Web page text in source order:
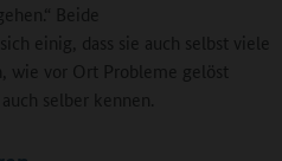
Beide
einig, dass sie auch selbst viele
wie vor Ort Probleme gelöst
selber kennen.